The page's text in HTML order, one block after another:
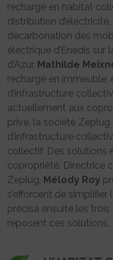
recharge en habitat
distribution
décarbonation des
électrique d’Enedis
d’Azur, Mathilde
recharge en immeuble,
d’infrastructure
actuellement aux
privé, la société
d’infrastructure
collectif. Des solutions
copropriété. Directrice
Zeplug, Mélody Roy
s’efforcent de
précisa ensuite les
reposent ces solutions.